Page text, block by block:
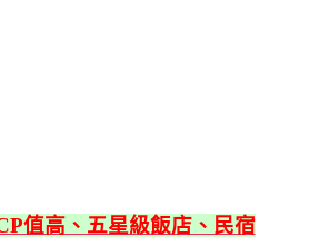
值高、五星級飯店、民宿